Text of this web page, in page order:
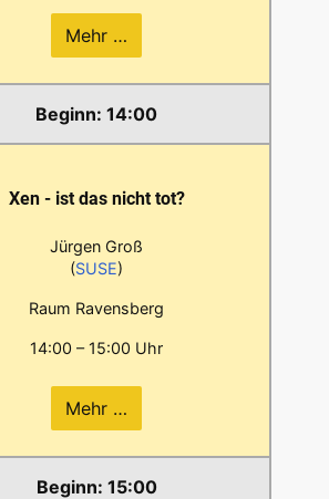
Mehr …
14:00
Xen - ist das nicht tot?
Jürgen Groß
(SUSE)
Raum Ravensberg
14:00 – 15:00 Uhr
Mehr …
15:00